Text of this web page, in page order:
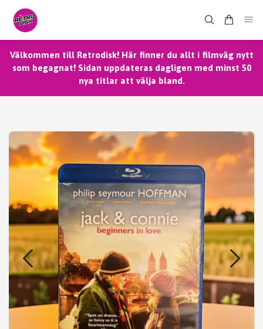
Välkommen till Retrodisk! Här finner du allt i filmväg nytt
som begagnat! Sidan uppdateras dagligen med minst 50
nya titlar att välja bland.